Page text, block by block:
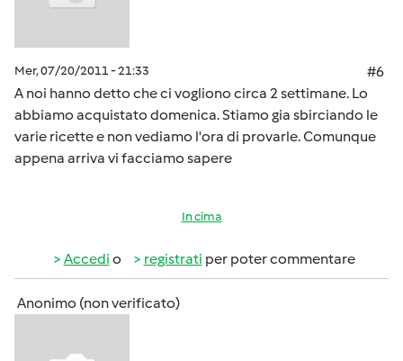
Mer, 07/20/2011 - 21:33
#6
A noi hanno detto che ci vogliono circa 2 settimane. Lo
abbiamo acquistato domenica. Stiamo gia sbirciando le
varie ricette e non vediamo l'ora di provarle. Comunque
appena arriva vi facciamo sapere
In cima
Accedi o registrati per poter commentare
Anonimo (non verificato)